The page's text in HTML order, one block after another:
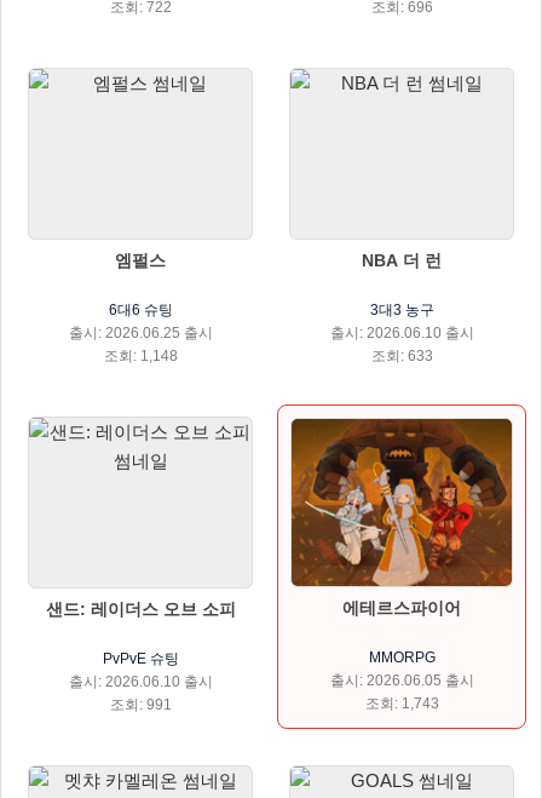
조회: 722
조회: 696
엠펄스
6대6 슈팅
출시: 2026.06.25 출시
조회: 1,148
NBA 더 런
3대3 농구
출시: 2026.06.10 출시
조회: 633
샌드: 레이더스 오브 소피
PvPvE 슈팅
출시: 2026.06.10 출시
조회: 991
에테르스파이어
MMORPG
출시: 2026.06.05 출시
조회: 1,743